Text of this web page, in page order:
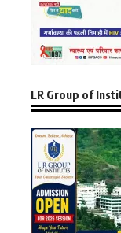
LR Group of